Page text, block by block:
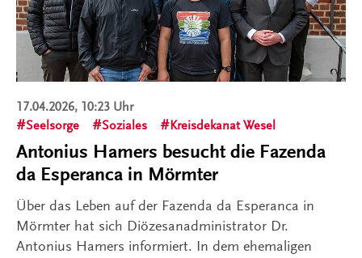
17.04.2026, 10:23 Uhr
Seelsorge
Soziales Kreisdekanat Wesel
Antonius Hamers besucht die Fazenda
da Esperanca in Mörmter
Über das Leben auf der Fazenda da Esperanca in
Mörmter hat sich Diözesanadministrator Dr.
Antonius Hamers informiert. In dem ehemaligen